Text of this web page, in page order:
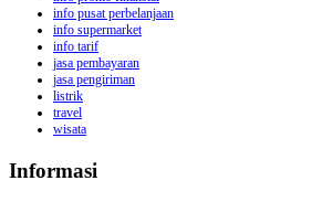
info pusat perbelanjaan
info supermarket
info tarif
jasa pembayaran
jasa pengiriman
listrik
travel
wisata
Informasi